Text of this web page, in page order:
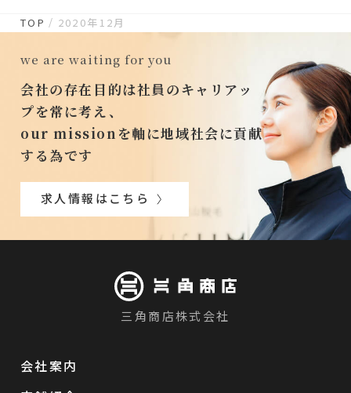
TOP 2020年12月
we are waiting for you
会社の存在目的は社員のキャリアッ
プを常に考え、
our missionを軸に地域社会に貢献
する為です
求人情報はこちら
三角商店株式会社
会社案内